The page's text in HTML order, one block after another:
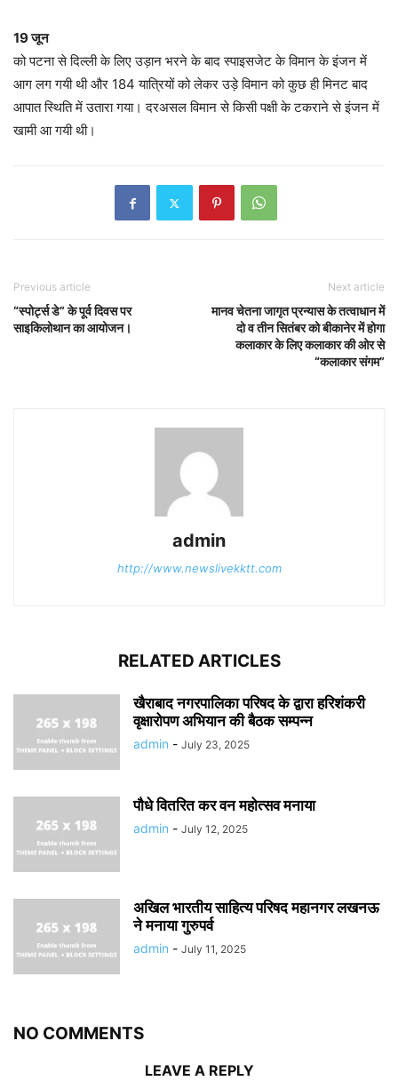
19 जून
को पटना से दिल्ली के लिए उड़ान भरने के बाद स्पाइसजेट के विमान के इंजन में
आग लग गयी थी और 184 यात्रियों को लेकर उड़े विमान को कुछ ही मिनट बाद
आपात स्थिति में उतारा गया। दरअसल विमान से किसी पक्षी के टकराने से इंजन में
खामी आ गयी थी।
Previous article
“स्पोर्ट्स डे” के पूर्व दिवस पर
साइकिलोथान का आयोजन।
Next article
मानव चेतना जागृत प्रन्यास के तत्वाधान में
दो व तीन सितंबर को बीकानेर में होगा
कलाकार के लिए कलाकार की ओर से
“कलाकार संगम”
admin
http://www.newslivekktt.com
RELATED ARTICLES
खैराबाद नगरपालिका परिषद के द्वारा हरिशंकरी
वृक्षारोपण अभियान की बैठक सम्पन्न
admin - July 23, 2025
पौधे वितरित कर वन महोत्सव मनाया
admin - July 12, 2025
अखिल भारतीय साहित्य परिषद महानगर लखनऊ
ने मनाया गुरुपर्व
admin - July 11, 2025
NO COMMENTS
LEAVE A REPLY